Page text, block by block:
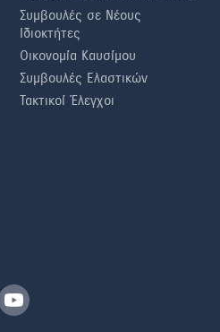
Συμβουλές σε Nέους
Iδιοκτήτες
Οικονομία Καυσίμου
Συμβουλές Ελαστικών
Τακτικοί Έλεγχοι